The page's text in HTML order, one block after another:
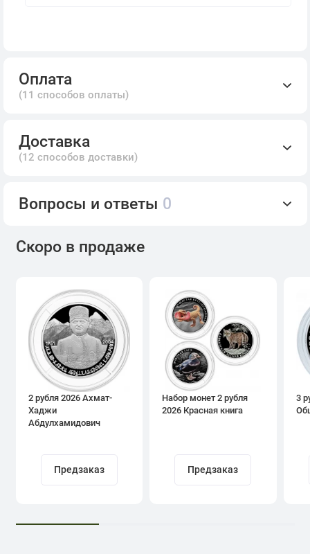
Оплата
(11 способов оплаты)
Доставка
(12 способов доставки)
Вопросы и ответы 0
Скоро в продаже
2 рубля 2026 Ахмат-
Хаджи
Абдулхамидович
Предзаказ
Набор монет 2 рубля
2026 Красная книга
Предзаказ
3